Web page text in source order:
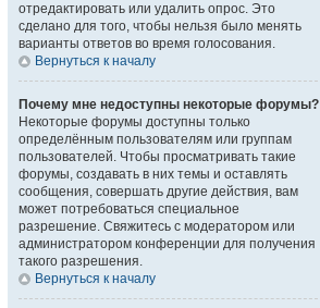
отредактировать или удалить опрос. Это
сделано для того, чтобы нельзя было менять
варианты ответов во время голосования.
Вернуться к началу
Почему мне недоступны некоторые форумы?
Некоторые форумы доступны только
определённым пользователям или группам
пользователей. Чтобы просматривать такие
форумы, создавать в них темы и оставлять
сообщения, совершать другие действия, вам
может потребоваться специальное
разрешение. Свяжитесь с модератором или
администратором конференции для получения
такого разрешения.
Вернуться к началу